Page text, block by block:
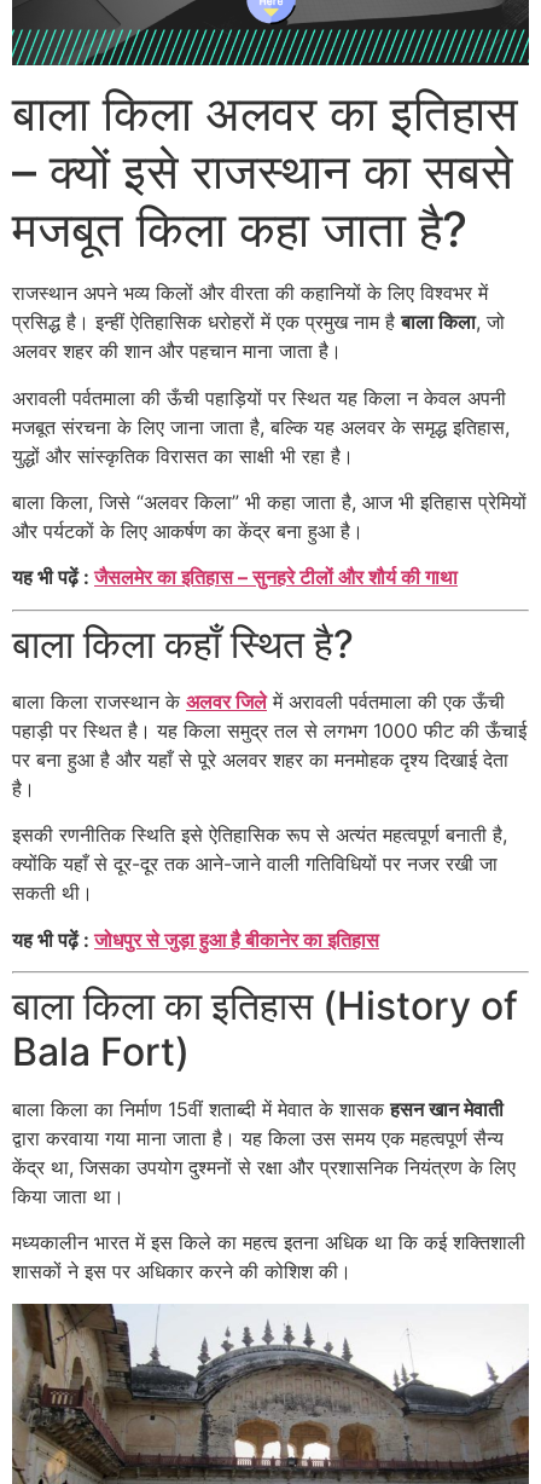
बाला किला अलवर का इतिहास
– क्यों इसे राजस्थान का सबसे
मजबूत किला कहा जाता है?
राजस्थान अपने भव्य किलों और वीरता की कहानियों के लिए विश्वभर में
प्रसिद्ध है। इन्हीं ऐतिहासिक धरोहरों में एक प्रमुख नाम हैबाला किला, जो
अलवर शहर की शान और पहचान माना जाता है।
अरावली पर्वतमाला की ऊँची पहाड़ियों पर स्थित यह किला न केवल अपनी
मजबूत संरचना के लिए जाना जाता है, बल्कि यह अलवर के समृद्ध इतिहास,
युद्धों और सांस्कृतिक विरासत का साक्षी भी रहा है।
बाला किला, जिसे “अलवर किला” भी कहा जाता है, आज भी इतिहास प्रेमियों
और पर्यटकों के लिए आकर्षण का केंद्र बना हुआ है।
यह भी पढ़ें :जैसलमेर का इतिहास – सुनहरे टीलों और शौर्य की गाथा
बाला किला कहाँ स्थित है?
बाला किला राजस्थान के अलवर जिलेमें अरावली पर्वतमाला की एक ऊँची
पहाड़ी पर स्थित है। यह किला समुद्र तल से लगभग 1000 फीट की ऊँचाई
पर बना हुआ है और यहाँ से पूरे अलवर शहर का मनमोहक दृश्य दिखाई देता
है।
इसकी रणनीतिक स्थिति इसे ऐतिहासिक रूप से अत्यंत महत्वपूर्ण बनाती है,
क्योंकि यहाँ से दूर-दूर तक आने-जाने वाली गतिविधियों पर नजर रखी जा
सकती थी।
यह भी पढ़ें :जोधपुर से जुड़ा हुआ है बीकानेर का इतिहास
बाला किला का इतिहास (History of
Bala Fort)
बाला किला का निर्माण 15वीं शताब्दी में मेवात के शासकहसन खान मेवाती
द्वारा करवाया गया माना जाता है। यह किला उस समय एक महत्वपूर्ण सैन्य
केंद्र था, जिसका उपयोग दुश्मनों से रक्षा और प्रशासनिक नियंत्रण के लिए
किया जाता था।
मध्यकालीन भारत में इस किले का महत्व इतना अधिक था कि कई शक्तिशाली
शासकों ने इस पर अधिकार करने की कोशिश की।